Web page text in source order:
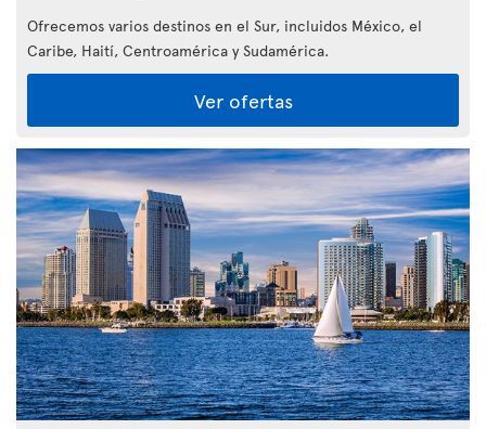
Ofrecemos varios destinos en el Sur, incluidos México, el
Caribe, Haití, Centroamérica y Sudamérica.
Ver ofertas